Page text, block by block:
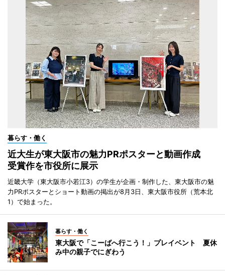
暮らす・働く
近大生が東大阪市の魅力PRポスターと動画作成
受賞作を市役所に展示
近畿大学（東大阪市小若江3）の学生が企画・制作した、東大阪市の魅
力PRポスターとショート動画の掲出が8月3日、東大阪市役所（荒本北
1）で始まった。
暮らす・働く
東大阪で「こーばへ行こう！」プレイベント 夏休
み中の親子でにぎわう